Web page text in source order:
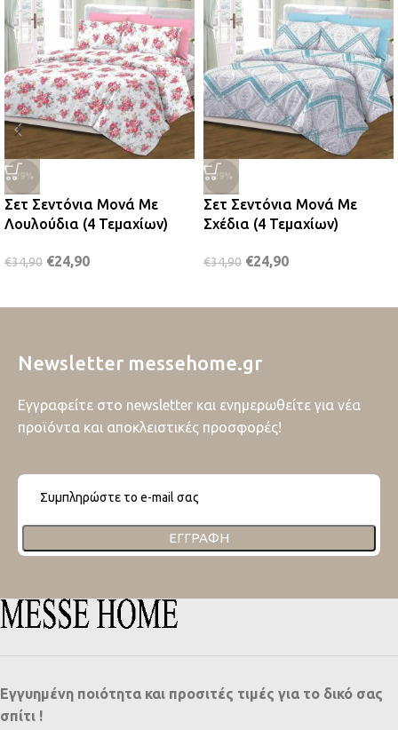
-29%
Σετ Σεντόνια Μονά Με
Λουλούδια (4 Τεμαχίων)
€34,90 €24,90
-29%
Σετ Σεντόνια Μονά Με
Σχέδια (4 Τεμαχίων)
€34,90 €24,90
Newsletter messehome.gr
Εγγραφείτε στο newsletter και ενημερωθείτε για νέα
προϊόντα και αποκλειστικές προσφορές!
ΕΓΓΡΑΦΉ
Εγγυημένη ποιότητα και προσιτές τιμές για το δικό σας
σπίτι !